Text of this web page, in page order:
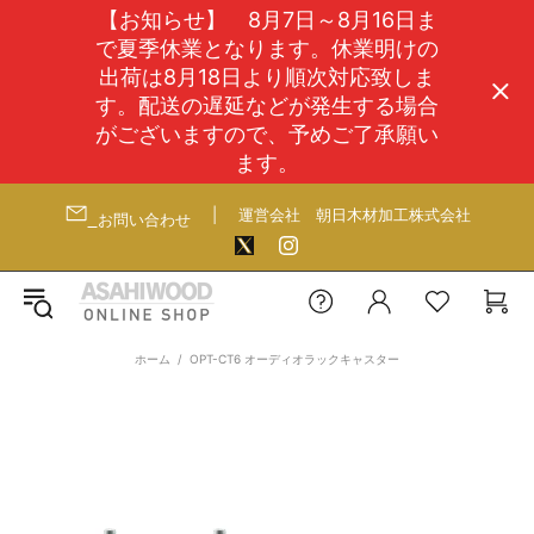
【お知らせ】 8月7日～8月16日ま
で夏季休業となります。休業明けの
出荷は8月18日より順次対応致しま
す。配送の遅延などが発生する場合
がございますので、予めご了承願い
ます。
お問い合わせ 運営会社 朝日木材加工株式会社
ホーム OPT-CT6 オーディオラックキャスター